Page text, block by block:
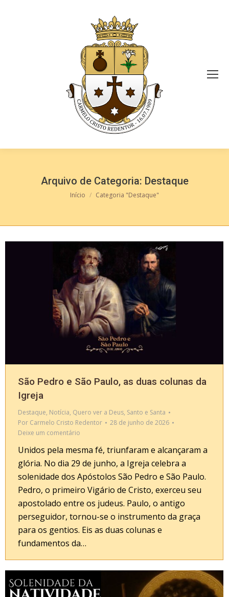
Arquivo de Categoria: Destaque
Você está aqui:
Início Categoria "Destaque"
São Pedro e São Paulo, as duas colunas da
Igreja
Destaque, Notícia, Quero ver a Deus, Santo e Santa
Por Carmelo Cristo Redentor
28 de junho de 2026
Deixe um comentário
Unidos pela mesma fé, triunfaram e alcançaram a
glória. No dia 29 de junho, a Igreja celebra a
solenidade dos Apóstolos São Pedro e São Paulo.
Pedro, o primeiro Vigário de Cristo, exerceu seu
apostolado entre os judeus. Paulo, o antigo
perseguidor, tornou-se o instrumento da graça
para os gentios. Eis as duas colunas e
fundamentos da…